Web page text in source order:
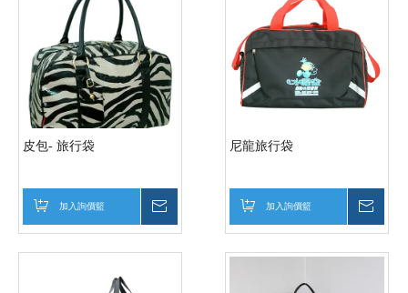
皮包- 旅行袋
加入詢價籃
尼龍旅行袋
加入詢價籃